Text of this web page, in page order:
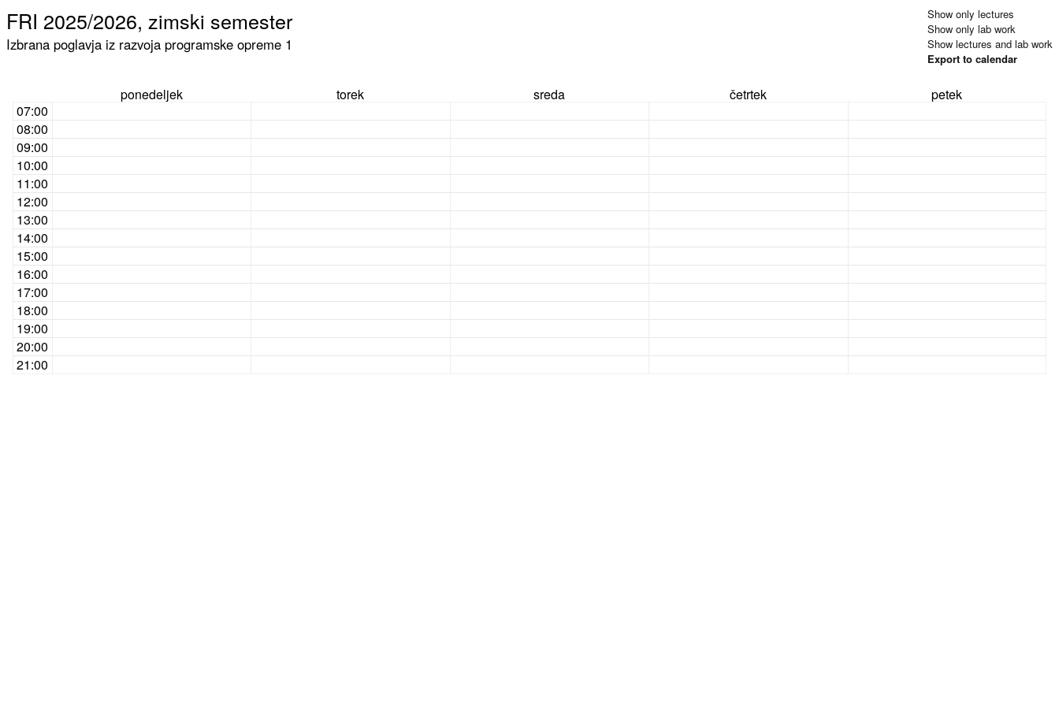
FRI 2025/2026, zimski semester
Izbrana poglavja iz razvoja programske opreme 1
Show only lectures
Show only lab work
Show lectures and lab work
Export to calendar
ponedeljek torek sreda četrtek
petek
07:00
08:00
09:00
10:00
11:00
12:00
13:00
14:00
15:00
16:00
17:00
18:00
19:00
20:00
21:00